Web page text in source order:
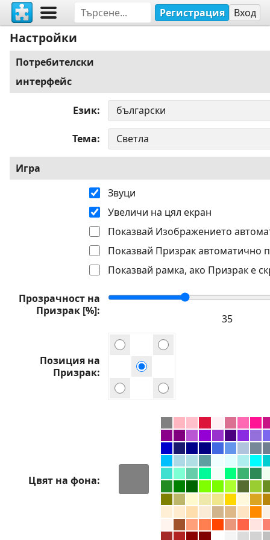
Регистрация Вход
Настройки
Потребителски
интерфейс
Език
Тема
Игра
Звуци
Увеличи на цял екран
Показвай Изображението
Показвай Призрак автоматично
Показвай рамка, ако Призрак е
Прозрачност на
Призрак [%]
Позиция на
Призрак
Цвят на фона